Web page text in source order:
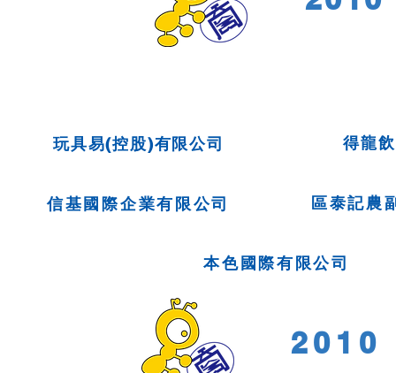
2010
本色國際有限公司
玩具易(控股)有限公司 得龍
信基國際企業有限公司 區泰記農